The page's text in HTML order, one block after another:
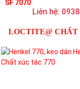
SF 7070
Liên hệ:
LOCTITE@ CHẤT